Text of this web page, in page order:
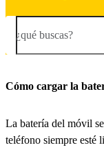
¿qué buscas?
Cómo cargar la
La batería del móvil
teléfono siempre esté